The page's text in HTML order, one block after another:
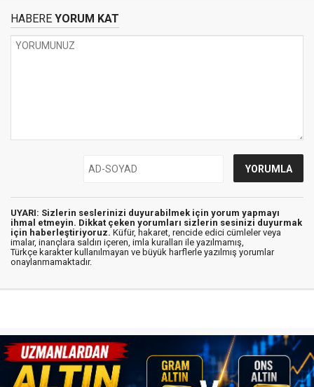
HABERE YORUM KAT
UYARI: Sizlerin seslerinizi duyurabilmek için yorum yapmayı
ihmal etmeyin. Dikkat çeken yorumları sizlerin sesinizi duyurmak
için haberleştiriyoruz. Küfür, hakaret, rencide edici cümleler veya
imalar, inançlara saldırı içeren, imla kuralları ile yazılmamış,
Türkçe karakter kullanılmayan ve büyük harflerle yazılmış yorumlar
onaylanmamaktadır.